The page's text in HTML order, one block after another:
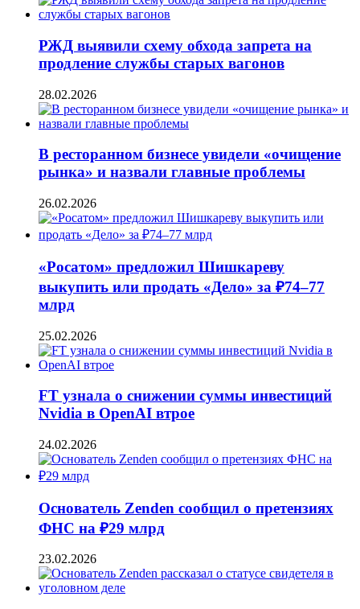
РЖД выявили схему обхода запрета на
продление службы старых вагонов
28.02.2026
В ресторанном бизнесе увидели «очищение
рынка» и назвали главные проблемы
26.02.2026
«Росатом» предложил Шишкареву
выкупить или продать «Дело» за ₽74–77
млрд
25.02.2026
FT узнала о снижении суммы инвестиций
Nvidia в OpenAI втрое
24.02.2026
Основатель Zenden сообщил о претензиях
ФНС на ₽29 млрд
23.02.2026